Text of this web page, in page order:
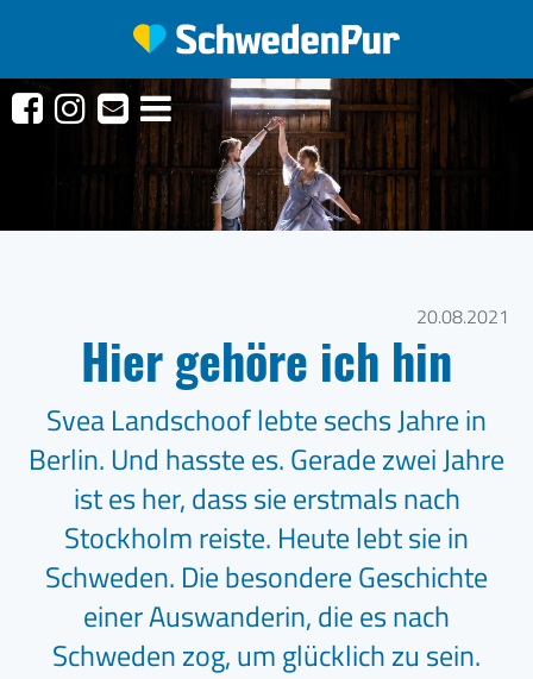
20.08.2021
Hier gehöre ich hin
Svea Landschoof lebte sechs Jahre in
Berlin. Und hasste es. Gerade zwei Jahre
ist es her, dass sie erstmals nach
Stockholm reiste. Heute lebt sie in
Schweden. Die besondere Geschichte
einer Auswanderin, die es nach
Schweden zog, um glücklich zu sein.